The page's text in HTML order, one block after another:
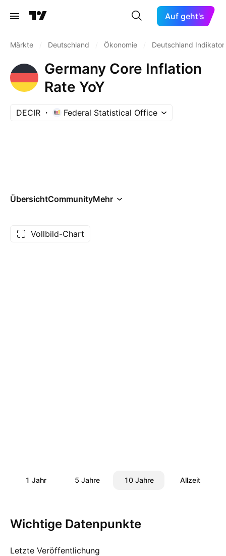
Auf geht's
Märkte Deutschland Ökonomie Deutschland
Germany Core Inflation
Rate YoY
DECIR Federal Statistical Office
ÜbersichtCommunityMehr
Vollbild-Chart
1 Jahr 5 Jahre 10 Jahre Allzeit
Wichtige Datenpunkte
Letzte Veröffentlichung